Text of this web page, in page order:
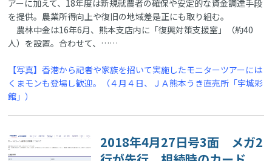
アーに加えて、18年度は新規就農者の確保や安定的な資金調達手段
を提供。農業所得向上や復旧の地域差是正にも取り組む。
農林中金は16年6月、熊本支店内に「復興対策支援室」（約40
人）を設置。合わせて、……
【写真】香港から記者や家族を招いて実施したモニターツアーには
くまモンも登場し歓迎。（４月４日、ＪＡ熊本うき直売所「宇城彩
館」）
2018年4月27日号3面 メガ2